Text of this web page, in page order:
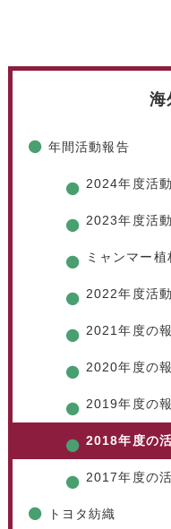
海
年間活動報告
2024年度活
2023年度活
ミャンマー
2022年度活
2021年度の
2020年度の
2019年度の
2018年度の
2017年度の
トヨタ紡織